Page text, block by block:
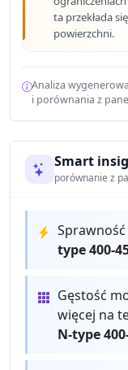
ta przekłada
powierzchni.
Analiza
i porównania z
Smart
porównanie z
type 400-
Gęstość
więcej na
N-type